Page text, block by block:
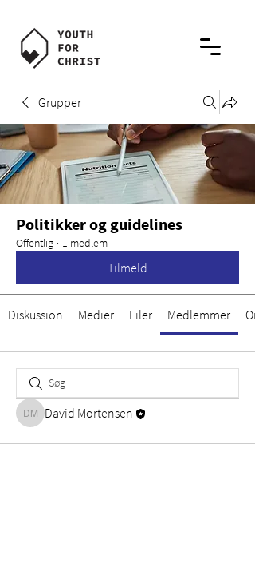
Grupper
Politikker og guidelines
Offentlig · 1 medlem
Tilmeld
Diskussion Medier Filer Medlemmer
David Mortensen
David Mortensen